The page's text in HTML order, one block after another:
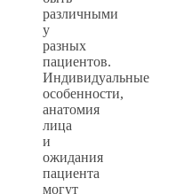
различными
у
разных
пациентов.
Индивидуальные
особенности,
анатомия
лица
и
ожидания
пациента
могут